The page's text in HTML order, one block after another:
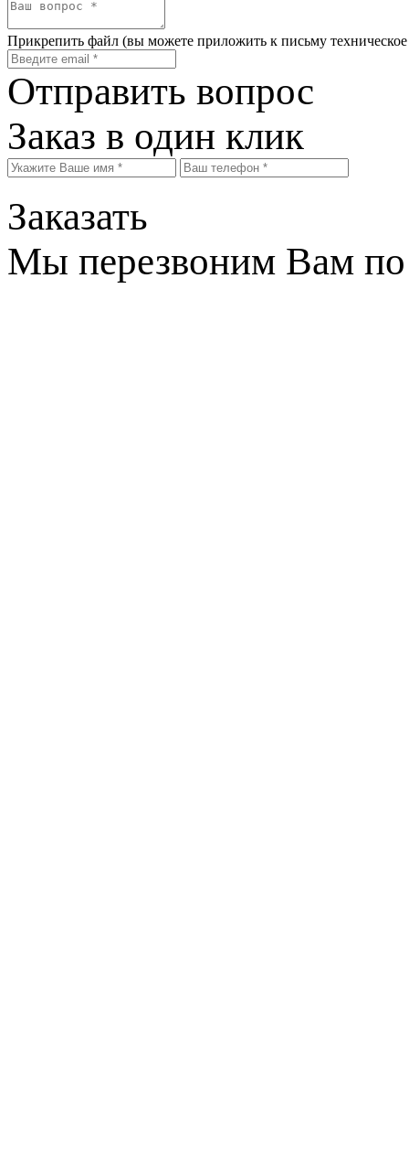
Прикрепить файл (вы можете приложить к письму
Отправить вопрос
Заказ в один клик
Заказать
Мы перезвоним Вам по